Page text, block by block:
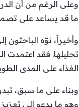
وعلى الرغم من أن
ما قد يساعد على
وأخيراً، نوّه
تحليلها. فقد اعتمدت
الغذاء على المدى
وبناء على ما سبق،
وهو ما يدعو إلى